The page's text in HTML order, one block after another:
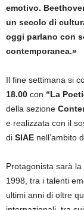
emotivo.
un secolo di
oggi parlano con
contemporanea.»
Il fine settimana si
18.00 con “La
della sezione
e realizzata con il
di SIAE nell’ambito
Protagonista sarà
1998, tra i talenti
ultimi anni di oltre